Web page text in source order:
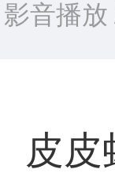
影音播放
皮皮